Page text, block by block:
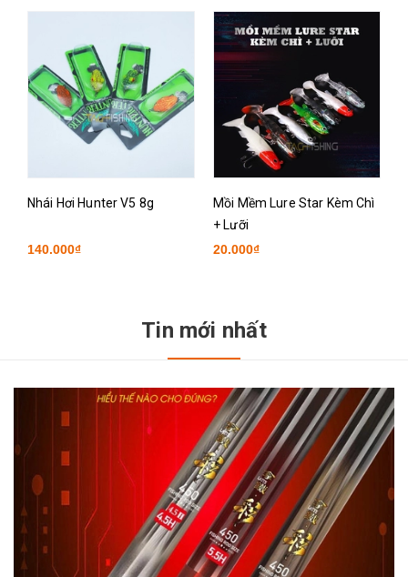
Nhái Hơi Hunter V5 8g
140.000₫
Mồi Mềm Lure Star Kèm Chì
+ Lưỡi
20.000₫
Tin mới nhất